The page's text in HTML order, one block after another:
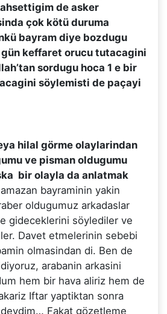
de asker
çok kötü duruma
bayram diye bozdugu
keffaret orucu tutacagini
sordugu hoca 1 e bir
söylemisti de paçayi
hilal görme olaylarindan
ve pisman oldugumu
bir olayla da anlatmak
bayraminin yakin
oldugumuz arkadaslar
gideceklerini söylediler ve
Davet etmelerinin sebebi
olmasindan di. Ben de
arabanin arkasini
hem bir hava aliriz hem de
Iftar yaptiktan sonra
Fakat gözetleme